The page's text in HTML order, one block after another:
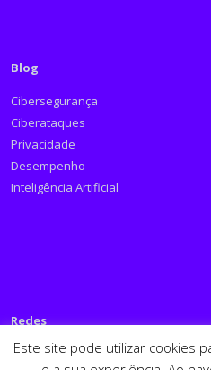
Blog
Cibersegurança
Ciberataques
Privacidade
Desempenho
Inteligência Artificial
Redes
Siga a PSafe:
Este site pode utilizar cookies